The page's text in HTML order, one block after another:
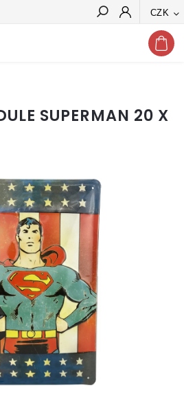
CZK
Hledat
SUPERMAN 20 X